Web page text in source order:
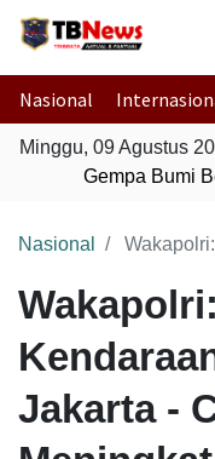
Nasional
Minggu, 09 Agustus
Gempa Bumi
Nasional Wakapolri: Volume
Jakarta -